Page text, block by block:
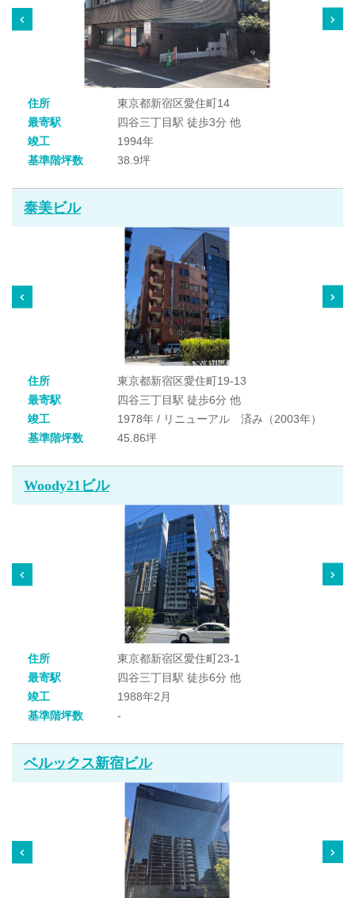
住所
東京都新宿区愛住町14
最寄駅
四谷三丁目駅 徒歩3分 他
竣工
1994年
基準階坪数
38.9坪
泰美ビル
住所
東京都新宿区愛住町19-13
最寄駅
四谷三丁目駅 徒歩6分 他
竣工
1978年 / リニューアル 済み（2003年）
基準階坪数
45.86坪
Woody21ビル
住所
東京都新宿区愛住町23-1
最寄駅
四谷三丁目駅 徒歩6分 他
竣工
1988年2月
基準階坪数
-
ベルックス新宿ビル